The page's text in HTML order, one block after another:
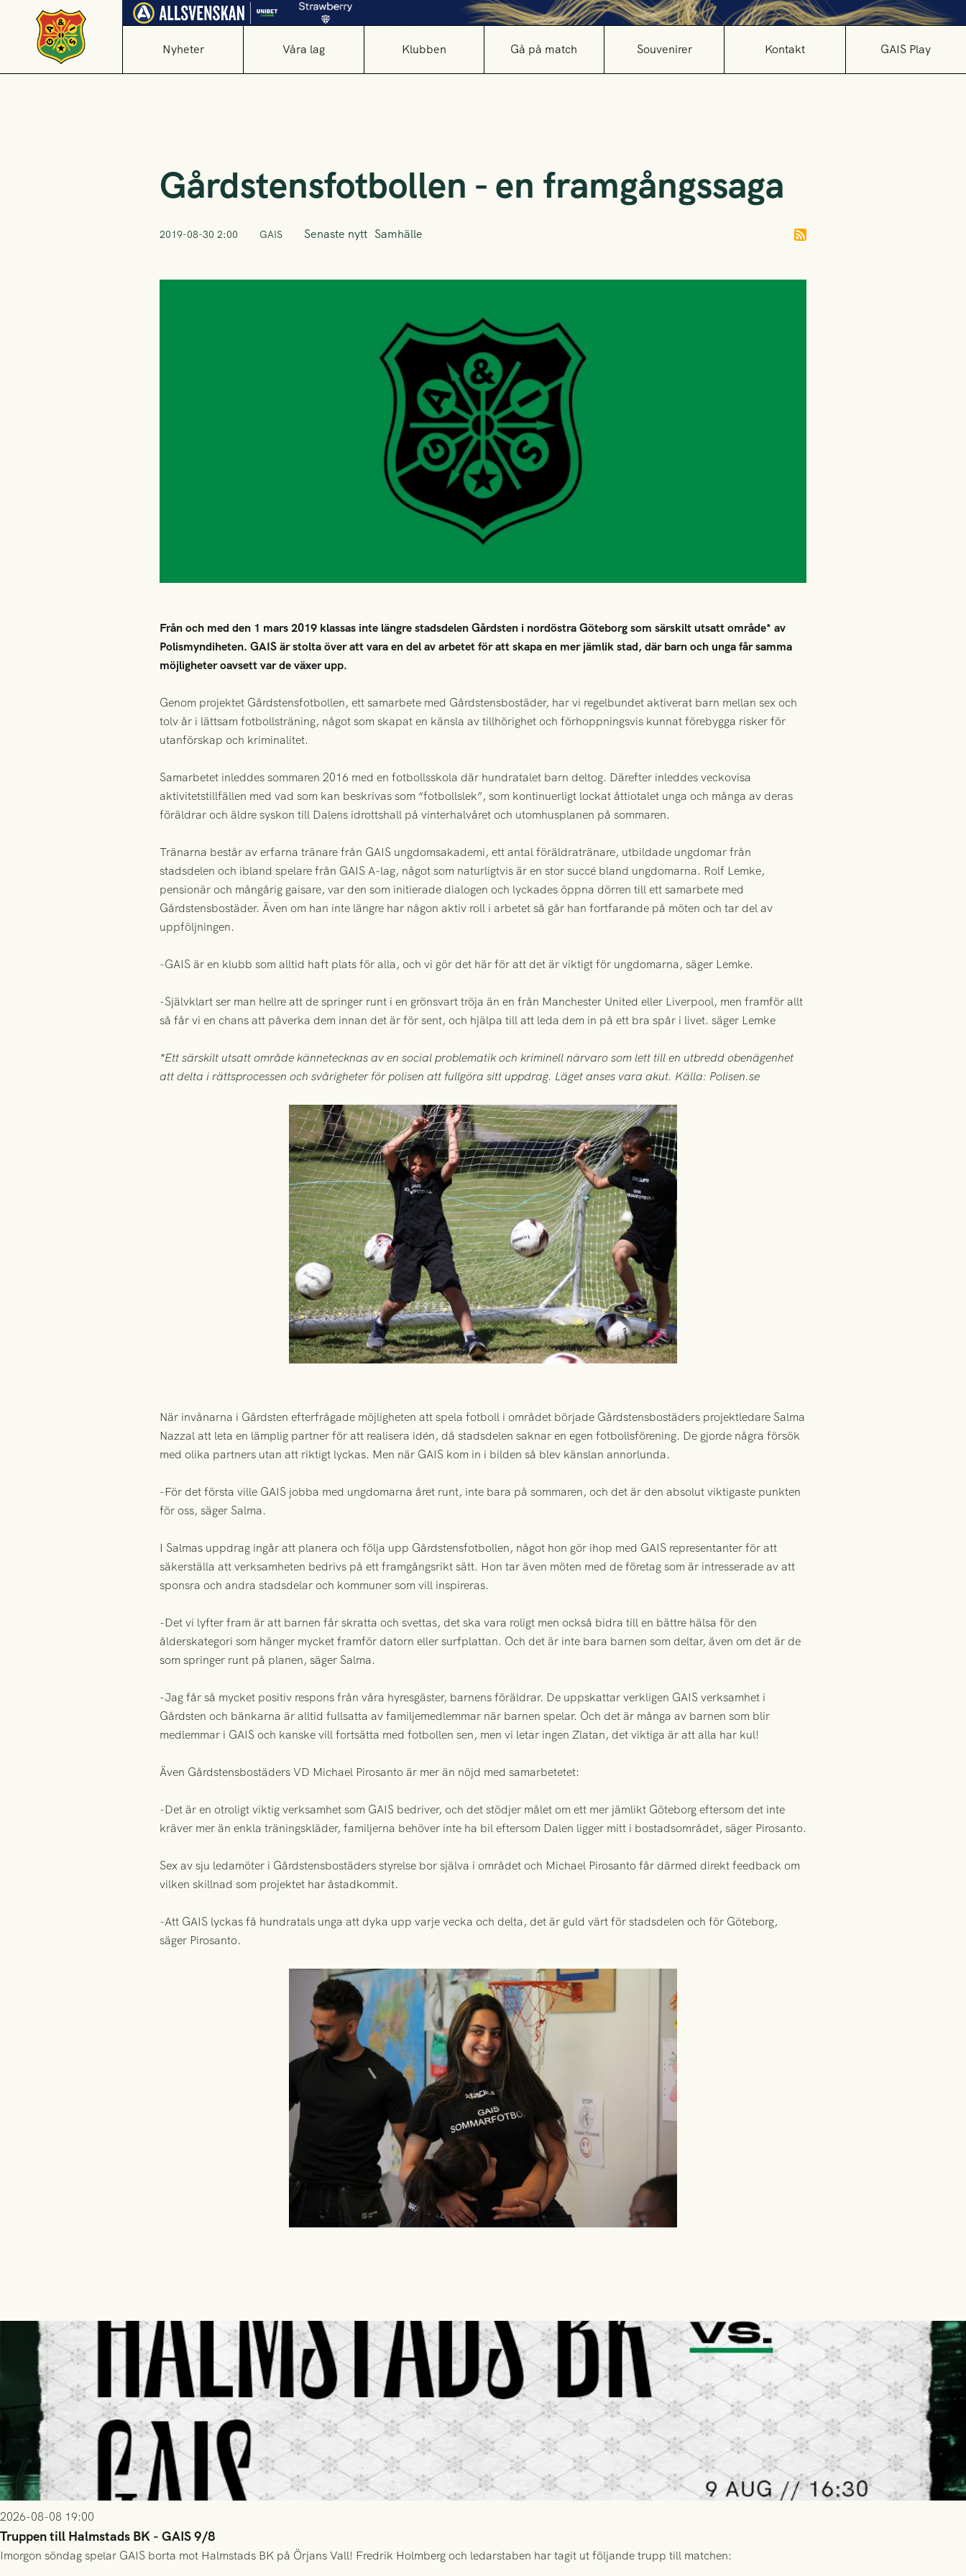
Nyheter Våra lag Klubben Gå på match Souvenirer Kontakt GAIS Play
Gårdstensfotbollen - en framgångssaga
2019-08-30 2:00 GAIS Senaste nytt Samhälle
Från och med den 1 mars 2019 klassas inte längre stadsdelen Gårdsten i nordöstra Göteborg som särskilt utsatt område* av
Polismyndiheten. GAIS är stolta över att vara en del av arbetet för att skapa en mer jämlik stad, där barn och unga får samma
möjligheter oavsett var de växer upp.
Genom projektet Gårdstensfotbollen, ett samarbete med Gårdstensbostäder, har vi regelbundet aktiverat barn mellan sex och
tolv år i lättsam fotbollsträning, något som skapat en känsla av tillhörighet och förhoppningsvis kunnat förebygga risker för
utanförskap och kriminalitet.
Samarbetet inleddes sommaren 2016 med en fotbollsskola där hundratalet barn deltog. Därefter inleddes veckovisa
aktivitetstillfällen med vad som kan beskrivas som “fotbollslek”, som kontinuerligt lockat åttiotalet unga och många av deras
föräldrar och äldre syskon till Dalens idrottshall på vinterhalvåret och utomhusplanen på sommaren.
Tränarna består av erfarna tränare från GAIS ungdomsakademi, ett antal föräldratränare, utbildade ungdomar från
stadsdelen och ibland spelare från GAIS A-lag, något som naturligtvis är en stor succé bland ungdomarna. Rolf Lemke,
pensionär och mångårig gaisare, var den som initierade dialogen och lyckades öppna dörren till ett samarbete med
Gårdstensbostäder. Även om han inte längre har någon aktiv roll i arbetet så går han fortfarande på möten och tar del av
uppföljningen.
-GAIS är en klubb som alltid haft plats för alla, och vi gör det här för att det är viktigt för ungdomarna, säger Lemke.
-Självklart ser man hellre att de springer runt i en grönsvart tröja än en från Manchester United eller Liverpool, men framför allt
så får vi en chans att påverka dem innan det är för sent, och hjälpa till att leda dem in på ett bra spår i livet. säger Lemke
*Ett särskilt utsatt område kännetecknas av en social problematik och kriminell närvaro som lett till en utbredd obenägenhet
att delta i rättsprocessen och svårigheter för polisen att fullgöra sitt uppdrag. Läget anses vara akut. Källa: Polisen.se
När invånarna i Gårdsten efterfrågade möjligheten att spela fotboll i området började Gårdstensbostäders projektledare Salma
Nazzal att leta en lämplig partner för att realisera idén, då stadsdelen saknar en egen fotbollsförening. De gjorde några försök
med olika partners utan att riktigt lyckas. Men när GAIS kom in i bilden så blev känslan annorlunda.
-För det första ville GAIS jobba med ungdomarna året runt, inte bara på sommaren, och det är den absolut viktigaste punkten
för oss, säger Salma.
I Salmas uppdrag ingår att planera och följa upp Gårdstensfotbollen, något hon gör ihop med GAIS representanter för att
säkerställa att verksamheten bedrivs på ett framgångsrikt sätt. Hon tar även möten med de företag som är intresserade av att
sponsra och andra stadsdelar och kommuner som vill inspireras.
-Det vi lyfter fram är att barnen får skratta och svettas, det ska vara roligt men också bidra till en bättre hälsa för den
ålderskategori som hänger mycket framför datorn eller surfplattan. Och det är inte bara barnen som deltar, även om det är de
som springer runt på planen, säger Salma.
-Jag får så mycket positiv respons från våra hyresgäster, barnens föräldrar. De uppskattar verkligen GAIS verksamhet i
Gårdsten och bänkarna är alltid fullsatta av familjemedlemmar när barnen spelar. Och det är många av barnen som blir
medlemmar i GAIS och kanske vill fortsätta med fotbollen sen, men vi letar ingen Zlatan, det viktiga är att alla har kul!
Även Gårdstensbostäders VD Michael Pirosanto är mer än nöjd med samarbetetet:
-Det är en otroligt viktig verksamhet som GAIS bedriver, och det stödjer målet om ett mer jämlikt Göteborg eftersom det inte
kräver mer än enkla träningskläder, familjerna behöver inte ha bil eftersom Dalen ligger mitt i bostadsområdet, säger Pirosanto.
Sex av sju ledamöter i Gårdstensbostäders styrelse bor själva i området och Michael Pirosanto får därmed direkt feedback om
vilken skillnad som projektet har åstadkommit.
-Att GAIS lyckas få hundratals unga att dyka upp varje vecka och delta, det är guld värt för stadsdelen och för Göteborg,
säger Pirosanto.
2026-08-08 19:00
Truppen till Halmstads BK - GAIS 9/8
Imorgon söndag spelar GAIS borta mot Halmstads BK på Örjans Vall! Fredrik Holmberg och ledarstaben har tagit ut följande trupp till matchen: